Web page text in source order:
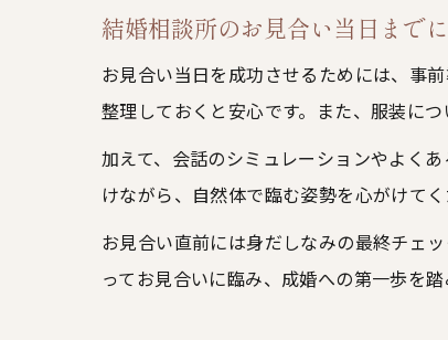
結婚相談所のお見合い当日まで
お見合い当日を成功させるためには、事
整理しておくと安心です。また、服装に
加えて、会話のシミュレーションやよく
けながら、自然体で臨む姿勢を心がけて
お見合い直前には身だしなみの最終チェ
ってお見合いに臨み、成婚への第一歩を踏